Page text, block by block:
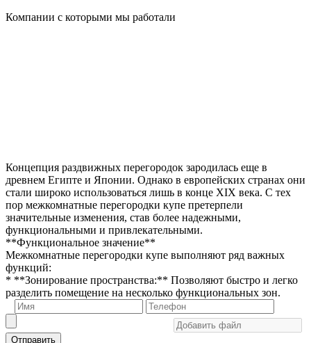
Компании с которыми мы работали
Концепция раздвижных перегородок зародилась еще в
древнем Египте и Японии. Однако в европейских странах они
стали широко использоваться лишь в конце XIX века. С тех
пор межкомнатные перегородки купе претерпели
значительные изменения, став более надежными,
функциональными и привлекательными.
**Функциональное значение**
Межкомнатные перегородки купе выполняют ряд важных
функций:
* **Зонирование пространства:** Позволяют быстро и легко
разделить помещение на несколько функциональных зон.
Отправить